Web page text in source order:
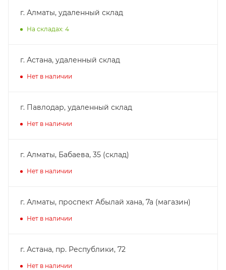
г. Алматы, удаленный склад
На складах: 4
г. Астана, удаленный склад
Нет в наличии
г. Павлодар, удаленный склад
Нет в наличии
г. Алматы, Бабаева, 35 (склад)
Нет в наличии
г. Алматы, проспект Абылай хана, 7а (магазин)
Нет в наличии
г. Астана, пр. Республики, 72
Нет в наличии